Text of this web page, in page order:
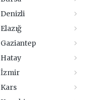
Denizli
Elazığ
Gaziantep
Hatay
İzmir
Kars